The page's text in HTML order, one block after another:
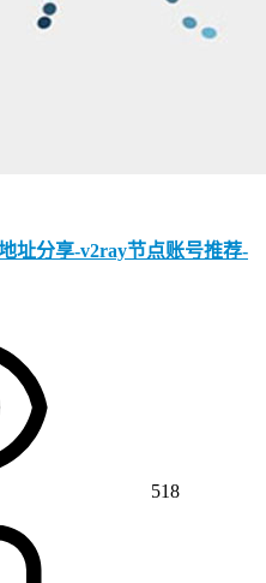
址分享-v2ray节点账号推荐-
518